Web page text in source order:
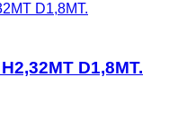
D1,8MT.